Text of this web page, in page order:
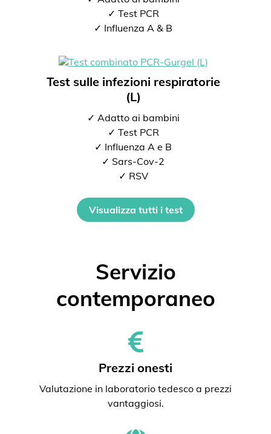
✓ Test PCR
✓ Influenza A & B
Test sulle infezioni respiratorie
(L)
✓ Adatto ai bambini
✓ Test PCR
✓ Influenza A e B
✓ Sars-Cov-2
✓ RSV
Visualizza tutti i test
Servizio
contemporaneo
Prezzi onesti
Valutazione in laboratorio tedesco a prezzi
vantaggiosi.